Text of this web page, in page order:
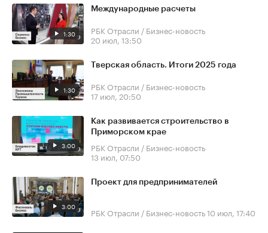
1:30
Международные расчеты
РБК Отрасли / Бизнес-новость
20 июл, 13:50
1:30
Тверская область. Итоги 2025 года
РБК Отрасли / Бизнес-новость
17 июл, 20:50
3:00
Как развивается строительство в
Приморском крае
РБК Отрасли / Бизнес-новость
13 июл, 07:50
3:00
Проект для предпринимателей
РБК Отрасли / Бизнес-новость10 июл, 17:40